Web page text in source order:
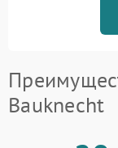
Bauknecht